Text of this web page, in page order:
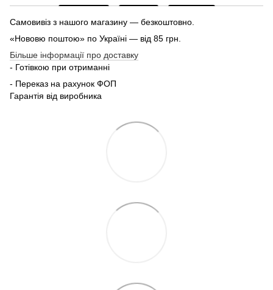
Самовивіз з нашого магазину — безкоштовно.
«Нововю поштою» по Україні — від 85 грн.
Більше інформації про доставку
- Готівкою при отриманні
- Переказ на рахунок ФОП
Гарантія від виробника